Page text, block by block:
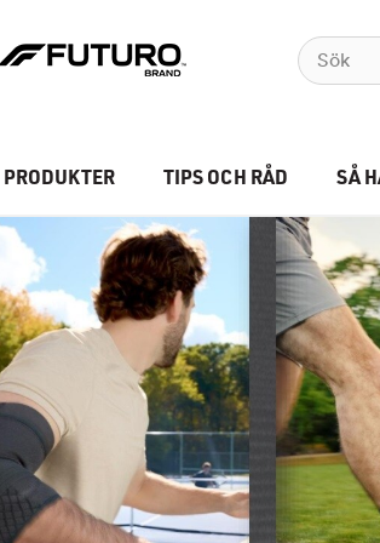
PRODUKTER TIPS OCH RÅD SÅ